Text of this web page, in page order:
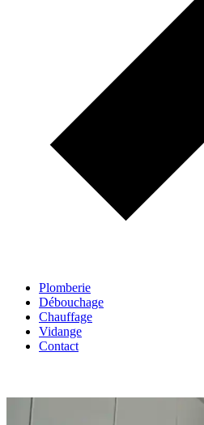
Plomberie
Débouchage
Chauffage
Vidange
Contact